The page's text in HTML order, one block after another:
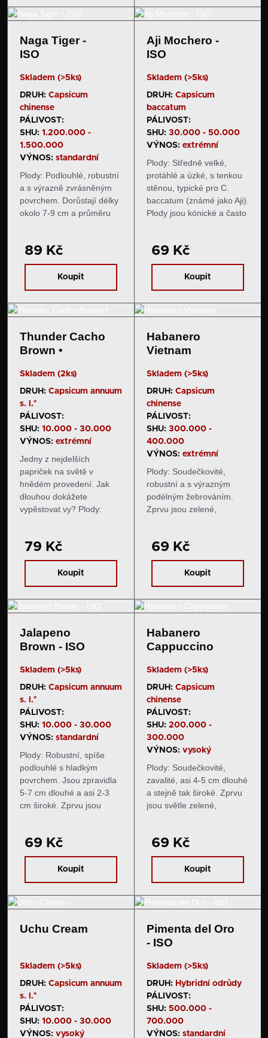
Naga Tiger -
ISO
Skladem (>5ks)
DRUH: Capsicum
chinense
PÁLIVOST:
SHU: 1.200.000 -
1.500.000
VÝNOS: standardní
Plody: Podlouhlé, robustní
a s výrazně zvrásněným
povrchem. Dorůstají délky
okolo 7-9 cm a průměru
některých místech dozrají
do temné karmínové
barvy. Chuť a pal: Plody
mají silně…
89 Kč
Koupit
Aji Mochero -
ISO
Skladem (>5ks)
DRUH: Capsicum
baccatum
PÁLIVOST:
SHU: 30.000 - 50.000
VÝNOS: extrémní
Plody: Středně velké,
protáhlé a úzké, s tenkou
stěnou, typické pro C.
baccatum (známé jako Aji).
Plody jsou kónické a často
2 cm. Zrají z jasně zelené
do zářivě zlatavě žluté
barvy. Jsou…
69 Kč
Koupit
Thunder Cacho
Brown •
Skladem (2ks)
DRUH: Capsicum annuum
s. l.*
PÁLIVOST:
SHU: 10.000 - 30.000
VÝNOS: extrémní
Jedny z nejdelších
papriček na světě v
hnědém provedení. Jak
dlouhou dokážete
vypěstovat vy? Plody:
Dorůstají délky okolo 20
cm, v průměru však měří
jen okolo 1 cm. Zprvu jsou
tmavě zelené,…
79 Kč
Koupit
Habanero
Vietnam
Skladem (>5ks)
DRUH: Capsicum
chinense
PÁLIVOST:
SHU: 300.000 -
400.000
VÝNOS: extrémní
Plody: Soudečkovité,
robustní a s výrazným
podélným žebrováním.
Zprvu jsou zelené,
barvy. Dorůstají okolo 4-6
cm délky a průměru okolo
2-4 cm. Chuť a pal: Plody
jsou typické svou
extrémně…
69 Kč
Koupit
Jalapeno
Brown - ISO
Skladem (>5ks)
DRUH: Capsicum annuum
s. l.*
PÁLIVOST:
SHU: 10.000 - 30.000
VÝNOS: standardní
Plody: Robustní, spíše
podlouhlé s hladkým
povrchem. Jsou zpravidla
5-7 cm dlouhé a asi 2-3
cm široké. Zprvu jsou
hnědé barvy. Chuť a
pal: Papriky mají
příjemnou sladkou chuť…
69 Kč
Koupit
Habanero
Cappuccino
Skladem (>5ks)
DRUH: Capsicum
chinense
PÁLIVOST:
SHU: 200.000 -
300.000
VÝNOS: vysoký
Plody: Soudečkovité,
zavalité, asi 4-5 cm dlouhé
a stejně tak široké. Zprvu
jsou světle zelené,
a pal: Plody mají velmi
příjemnou ovocnou chuť s
kořeněnými tóny, kteřé
někdo označuje…
69 Kč
Koupit
Uchu Cream
Skladem (>5ks)
DRUH: Capsicum annuum
s. l.*
PÁLIVOST:
SHU: 10.000 - 30.000
VÝNOS: vysoký
Pimenta del Oro
- ISO
Skladem (>5ks)
DRUH: Hybridní odrůdy
PÁLIVOST:
SHU: 500.000 -
700.000
VÝNOS: standardní